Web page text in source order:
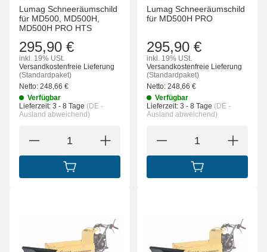
Lumag Schneeräumschild
für MD500, MD500H,
MD500H PRO HTS
295,90 €
inkl. 19% USt.
Versandkostenfreie Lieferung
(Standardpaket)
Netto: 248,66 €
Verfügbar
Lieferzeit: 3 - 8 Tage (DE -
Ausland abweichend)
IN DEN WARENKORB
Lumag Schneeräumschild
für MD500H PRO
295,90 €
inkl. 19% USt.
Versandkostenfreie Lieferung
(Standardpaket)
Netto: 248,66 €
Verfügbar
Lieferzeit: 3 - 8 Tage (DE -
Ausland abweichend)
IN DEN